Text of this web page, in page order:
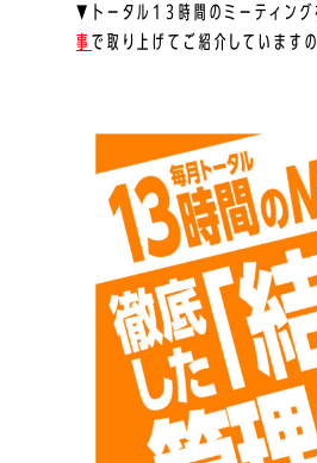
▼トータル13時間のミーティング
事 で取り上げてご紹介しています